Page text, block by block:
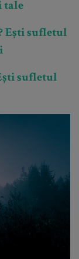
tale
Ești sufletul
sufletul